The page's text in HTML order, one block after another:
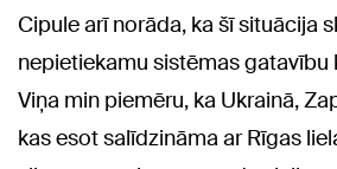
Cipule arī norāda, ka šī situācija
nepietiekamu sistēmas gatavību
Viņa min piemēru, ka Ukrainā,
kas esot salīdzināma ar Rīgas